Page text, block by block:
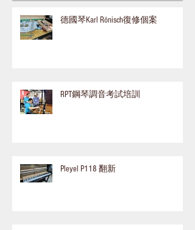
德國琴Karl Rönisch復修個案
RPT鋼琴調音考試培訓
Pleyel P118 翻新